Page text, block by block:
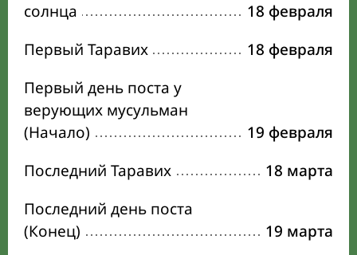
солнца
18 февраля
Первый Таравих
18 февраля
Первый день поста у
верующих мусульман
(Начало)
19 февраля
Последний Таравих
18 марта
Последний день поста
(Конец)
19 марта